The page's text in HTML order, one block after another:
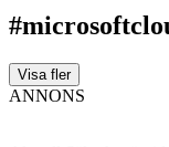
Visa fler
ANNONS